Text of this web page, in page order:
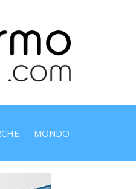
MONDO